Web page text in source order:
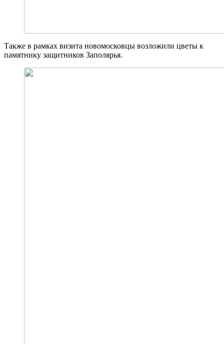
Также в рамках визита новомосковцы возложили цветы к
памятнику защитников Заполярья.